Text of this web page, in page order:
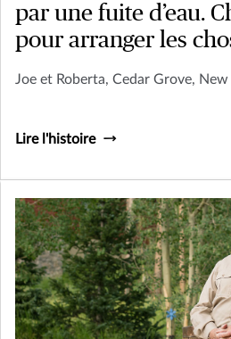
par une fuite d’eau.
pour arranger les
Joe et Roberta, Cedar Grove, New
Lire l'histoire